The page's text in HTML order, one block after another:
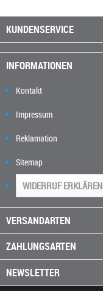
KUNDENSERVICE
INFORMATIONEN
Kontakt
Impressum
Reklamation
Sitemap
WIDERRUF ERKLÄREN
VERSANDARTEN
ZAHLUNGSARTEN
NEWSLETTER